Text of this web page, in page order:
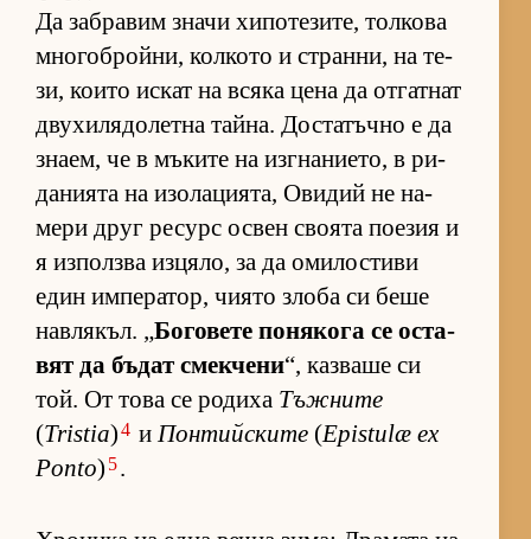
Да заб­ра­вим значи хи­по­те­зи­те, тол­кова
мно­гоб­рой­ни, кол­кото и стран­ни, на те­
зи, ко­ито ис­кат на всяка цена да от­гат­нат
дву­хи­ля­до­летна тай­на. Дос­та­тъчно е да
зна­ем, че в мъ­ките на из­г­на­ни­е­то, в ри­
да­ни­ята на изо­ла­ци­я­та, Ови­дий не на­
мери друг ре­сурс ос­вен сво­ята по­е­зия и
я из­пол­зва из­ця­ло, за да оми­лос­тиви
един им­пе­ра­тор, чи­ято злоба си беше
нав­ля­къл. „Бо­го­вете по­ня­кога се ос­та­
вят да бъ­дат смек­чени“, каз­ваше си
той. От това се ро­диха Тъжните
(Tristia)4 и Понтийските (Epistulæ ex
Ponto) 5.